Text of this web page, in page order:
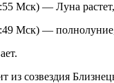
Мск) — Луна растет,
Мск) —
из созвездия